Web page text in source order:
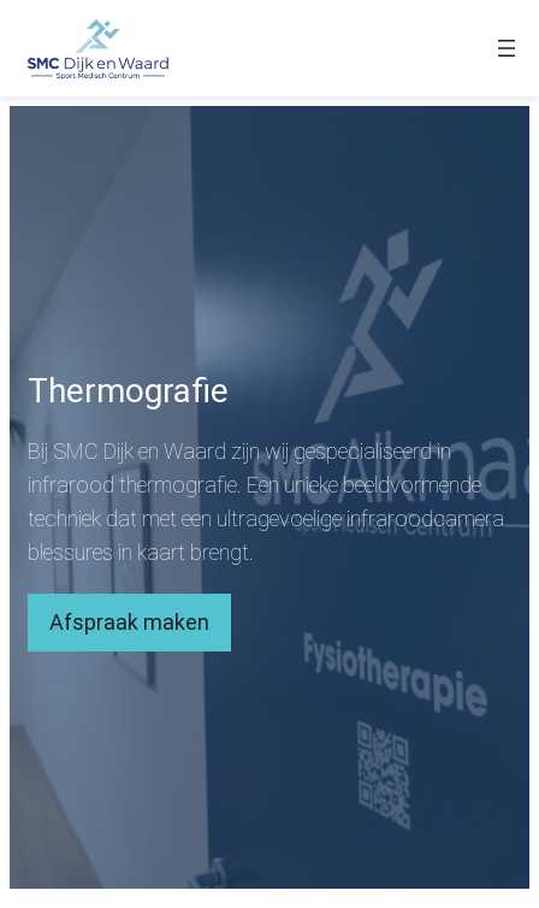
Thermografie
Bij SMC Dijk en Waard zijn wij gespecialiseerd in
infrarood thermografie. Een unieke beeldvormende
techniek dat met een ultragevoelige infraroodcamera
blessures in kaart brengt.
Afspraak maken